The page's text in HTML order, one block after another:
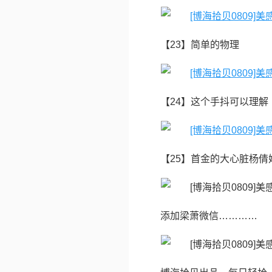
【23】简单的物理
【24】这个手抖可以理解
【25】首金的大心脏杨倩
添加梁萧微信…………